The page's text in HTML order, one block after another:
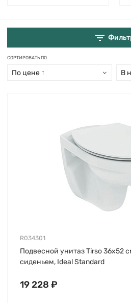
СОРТИРОВАТЬ ПО
По цене ↑
R034301
Подвесной унитаз Tirso 36х52
сиденьем, Ideal Standard
19 228 ₽